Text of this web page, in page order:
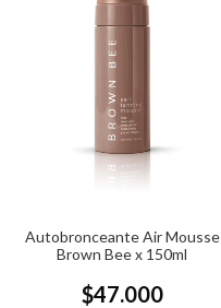
Autobronceante Air Mousse
Brown Bee x 150ml
$47.000